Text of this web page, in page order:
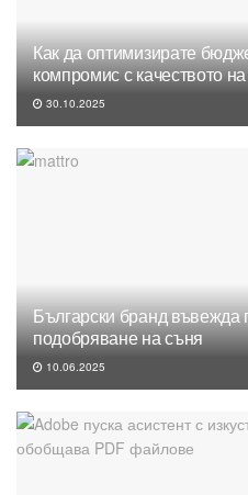
Как да оптимизирате
компромис с качеството
30.10.2025
Български бранд въвежда
подобряване на съня
10.06.2025